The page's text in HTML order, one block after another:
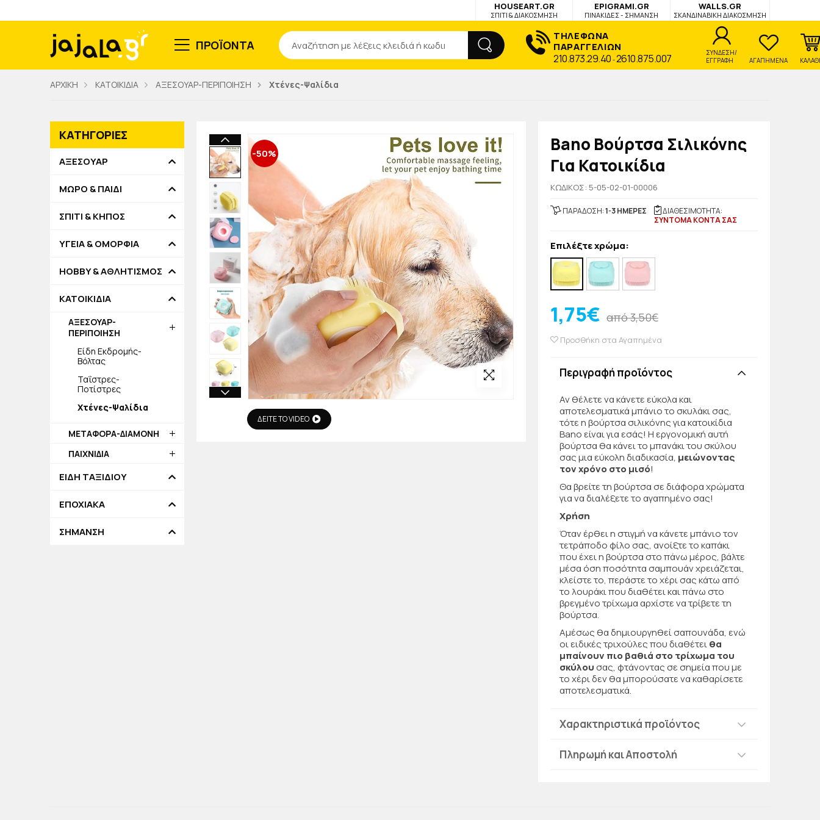
HOUSEART.GR
ΣΠΙΤΙ & ΔΙΑΚΟΣΜΗΣΗ
EPIGRAMI.GR
ΠΙΝΑΚΙΔΕΣ - ΣΗΜΑΝΣΗ
WALLS.GR
ΣΚΑΝΔΙΝΑΒΙΚΗ ΔΙΑΚΟΣΜΗΣΗ
ΠΡΟΪΟΝΤΑ
Αναζήτηση
ΤΗΛΕΦΩΝΑ
ΠΑΡΑΓΓΕΛΙΩΝ
210.873.29.40 -2610.875.007
ΣΥΝΔΕΣΗ/
ΕΓΓΡΑΦΗ
ΑΓΑΠΗΜΕΝΑ
ΑΡΧΙΚΗ ΚΑΤΟΙΚΙΔΙΑ ΑΞΕΣΟΥΑΡ-ΠΕΡΙΠΟΙΗΣΗ Χτένες-Ψαλίδια
-50%
ΔΕΙΤΕ ΤΟ VIDEO
Bano Βούρτσα Σιλικόνης
Για Κατοικίδια
KΩΔΙΚΟΣ: 5-05-02-01-00006
ΠΑΡΑΔΟΣΗ:1-3 ΗΜΕΡΕΣ
ΔΙΑΘΕΣΙΜΟΤΗΤΑ:
ΣΥΝΤΟΜΑ ΚΟΝΤΑ ΣΑΣ
Επιλέξτε χρώμα:
1,75€ από 3,50€
Προσθήκη στα Αγαπημένα
Περιγραφή προϊόντος
Αν θέλετε να κάνετε εύκολα και
αποτελεσματικά μπάνιο το σκυλάκι σας,
τότε η βούρτσα σιλικόνης για κατοικίδια
Bano είναι για εσάς! Η εργονομική αυτή
βούρτσα θα κάνει το μπανάκι του σκύλου
σας μια εύκολη διαδικασία, μειώνοντας
τον χρόνο στο μισό!
Θα βρείτε τη βούρτσα σε διάφορα χρώματα
για να διαλέξετε το αγαπημένο σας!
Χρήση
Όταν έρθει η στιγμή να κάνετε μπάνιο τον
τετράποδο φίλο σας, ανοίξτε το καπάκι
που έχει η βούρτσα στο πάνω μέρος, βάλτε
μέσα όση ποσότητα σαμπουάν χρειάζεται,
κλείστε το, περάστε το χέρι σας κάτω από
το λουράκι που διαθέτει και πάνω στο
βρεγμένο τρίχωμα αρχίστε να τρίβετε τη
βούρτσα.
Αμέσως θα δημιουργηθεί σαπουνάδα, ενώ
οι ειδικές τριχούλες που διαθέτειθα
μπαίνουν πιο βαθιά στο τρίχωμα του
σκύλουσας, φτάνοντας σε σημεία που με
το χέρι δεν θα μπορούσατε να καθαρίσετε
αποτελεσματικά.
Χαρακτηριστικά προϊόντος
Πληρωμή και Αποστολή
ΚΑΤΗΓΟΡΙΕΣ
ΑΞΕΣΟΥΑΡ
ΜΩΡΟ & ΠΑΙΔΙ
ΣΠΙΤΙ & ΚΗΠΟΣ
ΥΓΕΙΑ & ΟΜΟΡΦΙΑ
HOBBY & ΑΘΛΗΤΙΣΜΟΣ
ΚΑΤΟΙΚΙΔΙΑ
ΑΞΕΣΟΥΑΡ-
ΠΕΡΙΠΟΙΗΣΗ
Είδη Εκδρομής-
Βόλτας
Ταΐστρες-
Ποτίστρες
Χτένες-Ψαλίδια
ΜΕΤΑΦΟΡΑ-ΔΙΑΜΟΝΗ
ΠΑΙΧΝΙΔΙΑ
ΕΙΔΗ ΤΑΞΙΔΙΟΥ
ΕΠΟΧΙΑΚΑ
ΣΗΜΑΝΣΗ